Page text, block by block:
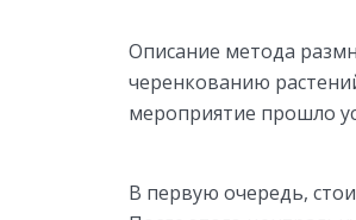
Описание метода
черенкованию
мероприятие прошло
В первую очередь,